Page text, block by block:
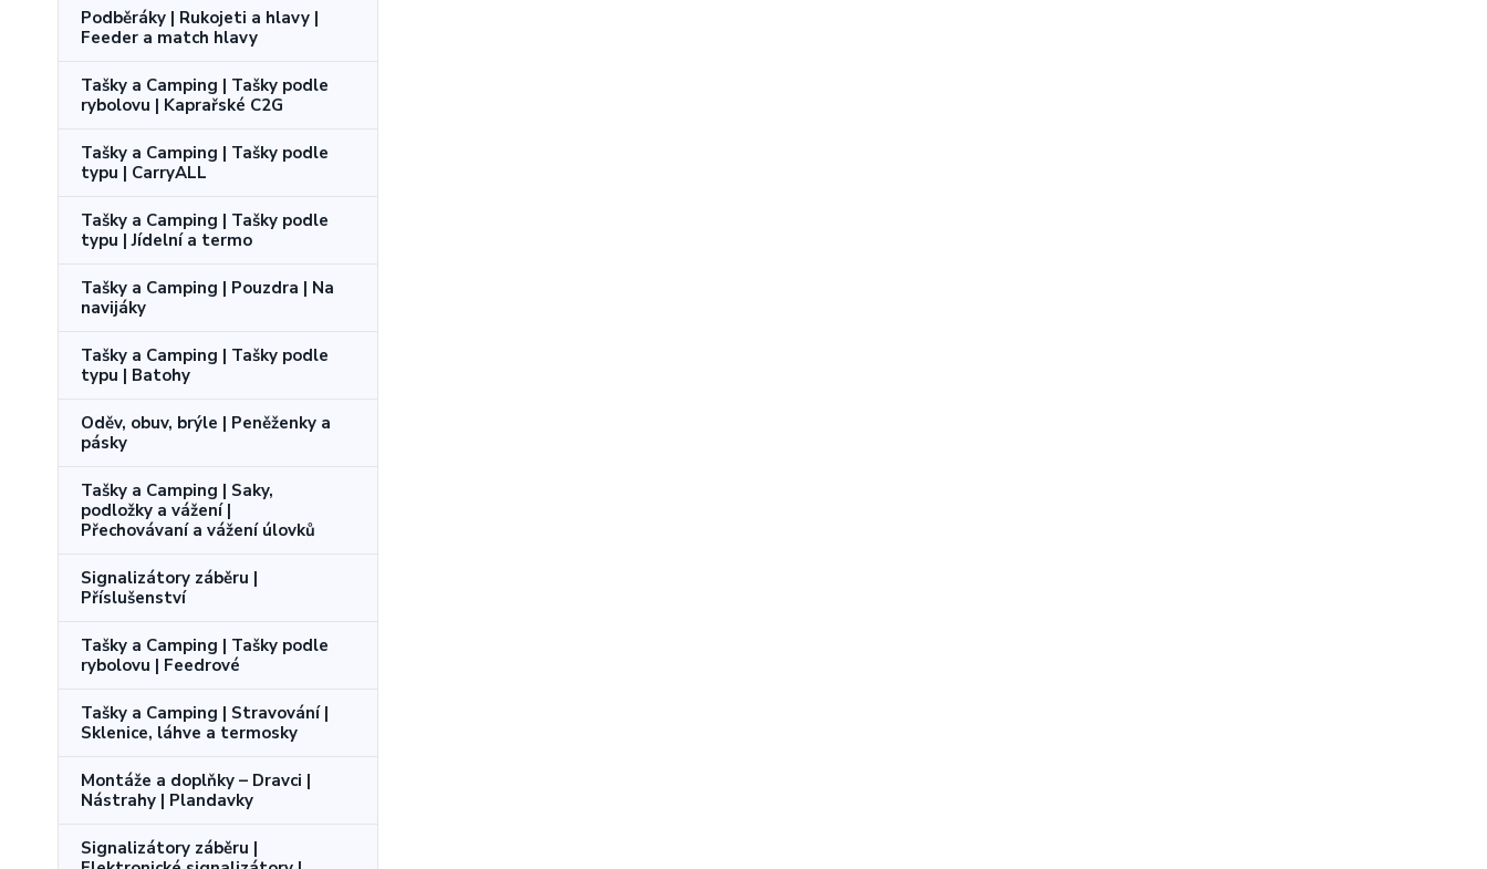
Podběráky | Rukojeti a hlavy |
Feeder a match hlavy
Tašky a Camping | Tašky podle
rybolovu | Kaprařské C2G
Tašky a Camping | Tašky podle
typu | CarryALL
Tašky a Camping | Tašky podle
typu | Jídelní a termo
Tašky a Camping | Pouzdra | Na
navijáky
Tašky a Camping | Tašky podle
typu | Batohy
Oděv, obuv, brýle | Peněženky a
pásky
Tašky a Camping | Saky,
podložky a vážení |
Přechovávaní a vážení úlovků
Signalizátory záběru |
Příslušenství
Tašky a Camping | Tašky podle
rybolovu | Feedrové
Tašky a Camping | Stravování |
Sklenice, láhve a termosky
Montáže a doplňky – Dravci |
Nástrahy | Plandavky
Signalizátory záběru |